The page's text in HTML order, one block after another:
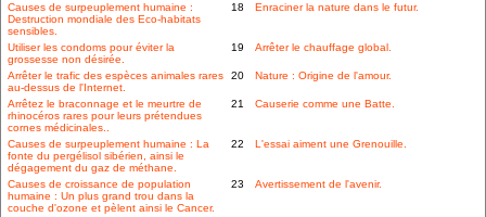
Causes de surpeuplement humaine :
Destruction mondiale des Eco-habitats
sensibles.
18 Enraciner la nature dans le futur.
Utiliser les condoms pour éviter la
grossesse non désirée.
19 Arrêter le chauffage global.
Arrêter le trafic des espèces animales rares
au-dessus de l'Internet.
20 Nature : Origine de l'amour.
Arrêtez le braconnage et le meurtre de
rhinocéros rares pour leurs prétendues
cornes médicinales..
21 Causerie comme une Batte.
Causes de surpeuplement humaine : La
fonte du pergélisol sibérien, ainsi le
dégagement du gaz de méthane.
22 L'essai aiment une Grenouille.
Causes de croissance de population
humaine : Un plus grand trou dans la
couche d'ozone et pèlent ainsi le Cancer.
23 Avertissement de l'avenir.